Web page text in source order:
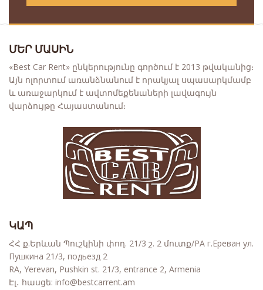
ՄԵՐ ՄԱՍԻՆ
«Best Car Rent» ընկերությունը գործում է 2013 թվականից։
Այն ոլորտում առանձնանում է որակյալ սպասարկմամբ
և առաջարկում է ավտոմեքենաների լավագույն
վարձույթը Հայաստանում։
ԿԱՊ
ՀՀ ք.Երևան Պուշկինի փող. 21/3 շ. 2 մուտք/РА г.Ереван ул.
Пушкина 21/3, подьезд 2
RA, Yerevan, Pushkin st. 21/3, entrance 2, Armenia
Էլ․ հասցե: info@bestcarrent.am